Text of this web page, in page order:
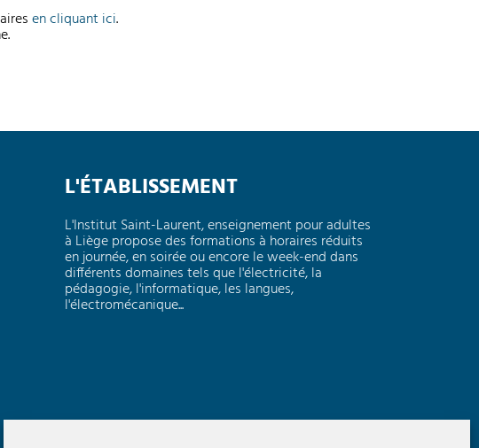
en cliquant ici.
L'ÉTABLISSEMENT
L'Institut Saint-Laurent, enseignement pour adultes
à Liège propose des formations à horaires réduits
en journée, en soirée ou encore le week-end dans
différents domaines tels que l'électricité, la
pédagogie, l'informatique, les langues,
l'électromécanique...